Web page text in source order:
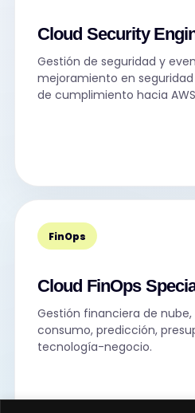
Cloud Security
Gestión de seguridad y
mejoramiento en
de cumplimiento hacia
FinOps
Cloud FinOps
Gestión financiera de
consumo, predicción,
tecnología-negocio.